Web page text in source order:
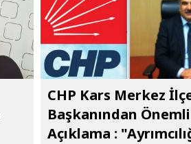
CHP Kars Merkez
Başkanından Önemli
Açıklama :